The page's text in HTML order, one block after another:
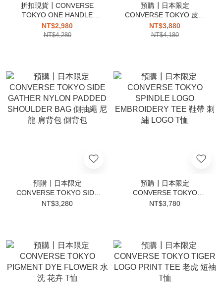
折扣現貨┃CONVERSE
TOKYO ONE HANDLE
LEOPARD FUR TOTE BAG
豹紋 毛毛 托特包 手提包
NT$2,980
NT$4,280
預購┃日本限定
CONVERSE TOKYO 皮革
復古 金屬色 托特包
NT$3,880
NT$4,180
預購┃日本限定
CONVERSE TOKYO SIDE
GATHER NYLON PADDED
NT$3,280
預購┃日本限定
CONVERSE TOKYO
SPINDLE LOGO
NT$3,780